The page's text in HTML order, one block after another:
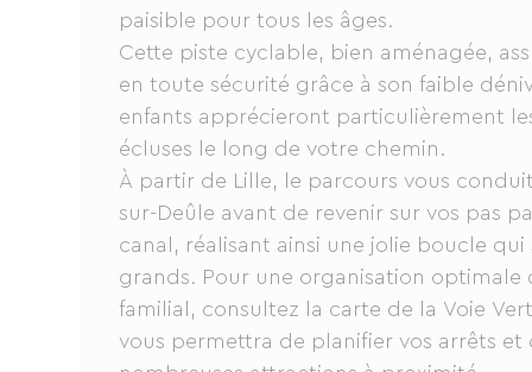
paisible pour tous les âges.
Cette piste cyclable, bien aménagée,
en toute sécurité grâce à son faible
enfants apprécieront particulièrement
écluses le long de votre chemin.
À partir de Lille, le parcours vous
sur-Deûle avant de revenir sur vos pas
canal, réalisant ainsi une jolie boucle
grands. Pour une organisation optimale
familial, consultez la carte de la Voie
vous permettra de planifier vos arrêts et